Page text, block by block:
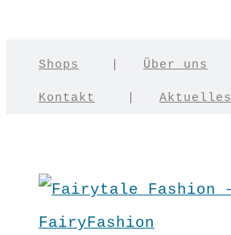
Shops Über uns
Kontakt Aktuelles